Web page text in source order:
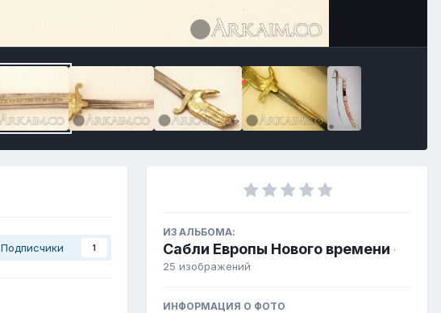
Подписчики 1
ИЗ АЛЬБОМА:
Сабли Европы Нового времени ·
25 изображений
ИНФОРМАЦИЯ О ФОТО